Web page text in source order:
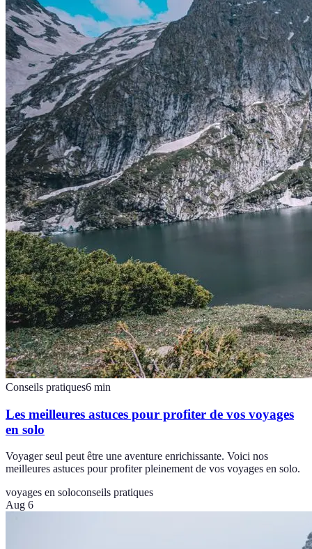
Conseils pratiques6 min
Les meilleures astuces pour profiter de vos voyages
en solo
Voyager seul peut être une aventure enrichissante. Voici nos
meilleures astuces pour profiter pleinement de vos voyages en solo.
voyages en soloconseils pratiques
Aug 6